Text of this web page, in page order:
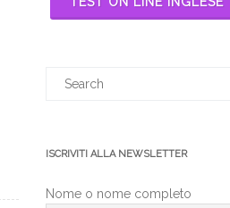
ISCRIVITI ALLA NEWSLETTER
Nome o nome completo